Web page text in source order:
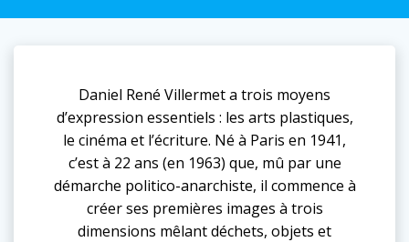
Daniel René Villermet a trois moyens
d’expression essentiels : les arts plastiques,
le cinéma et l’écriture. Né à Paris en 1941,
c’est à 22 ans (en 1963) que, mû par une
démarche politico-anarchiste, il commence à
créer ses premières images à trois
dimensions mêlant déchets, objets et